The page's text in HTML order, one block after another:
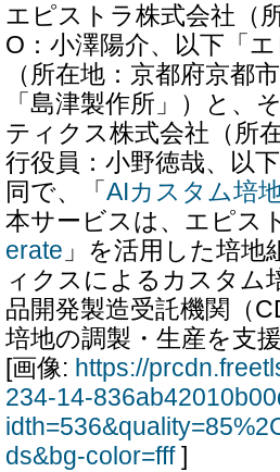
エピストラ株式会社（
O：小澤陽介、以下「
（所在地：京都府京都
「島津製作所」）と、
ティクス株式会社（所
行役員：小野徳哉、以
同で、「 AIカスタム培
本サービスは、エピス
erate 」を活用した培
ィクスによるカスタム
品開発製造受託機関（
培地の調製・生産を支
[画像: https://
234-14-
ds&bg-color=fff]